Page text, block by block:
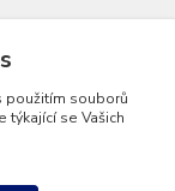
použitím souborů
týkající se Vašich